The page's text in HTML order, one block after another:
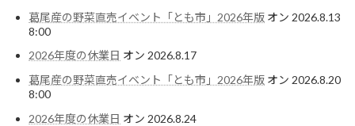
葛尾産の野菜直売イベント「とも市」2026年版 オン 2026.8.13
8:00
2026年度の休業日 オン 2026.8.17
葛尾産の野菜直売イベント「とも市」2026年版 オン 2026.8.20
8:00
2026年度の休業日 オン 2026.8.24